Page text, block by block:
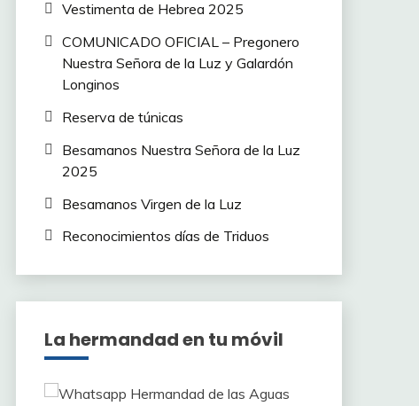
Vestimenta de Hebrea 2025
COMUNICADO OFICIAL – Pregonero
Nuestra Señora de la Luz y Galardón
Longinos
Reserva de túnicas
Besamanos Nuestra Señora de la Luz
2025
Besamanos Virgen de la Luz
Reconocimientos días de Triduos
La hermandad en tu móvil